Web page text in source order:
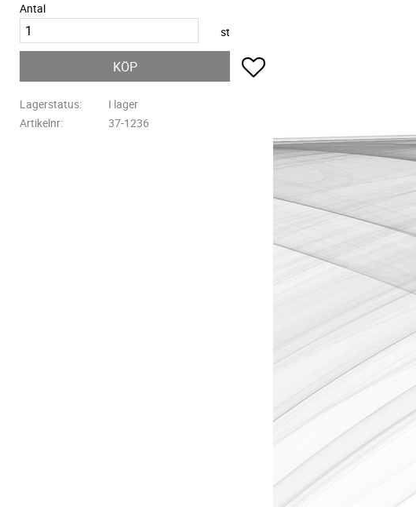
Antal
st
KÖP Lägg till i favoriter
Lagerstatus
I lager
Artikelnr
37-1236